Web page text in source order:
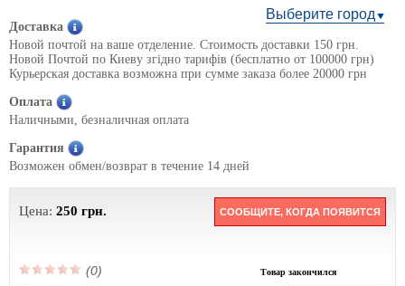
Выберите город
Доставка
Новой почтой на ваше отделение. Стоимость доставки 150 грн.
Новой Почтой по Киеву згідно тарифів (бесплатно от 100000 грн)
Курьерская доставка возможна при сумме заказа более 20000 грн
Оплата
Наличными, безналичная оплата
Гарантия
Возможен обмен/возврат в течение 14 дней
Цена: 250 грн. СООБЩИТЕ, КОГДА ПОЯВИТСЯ
(0) Товар закончился